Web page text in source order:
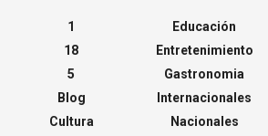
1
18
5
Blog
Cultura
Educación
Entretenimiento
Gastronomia
Internacionales
Nacionales